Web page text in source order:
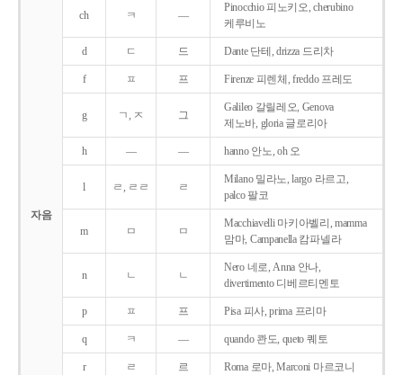
자음
ch ㅋ ―
Pinocchio 피노키오, cherubino
케루비노
d ㄷ 드 Dante 단테, drizza 드리차
f ㅍ 프 Firenze 피렌체, freddo 프레도
g ㄱ, ㅈ 그
Galileo 갈릴레오, Genova
제노바, gloria 글로리아
h ― ― hanno 안노, oh 오
l ㄹ, ㄹㄹ ㄹ
Milano 밀라노, largo 라르고,
palco 팔코
m ㅁ ㅁ
Macchiavelli 마키아벨리, mamma
맘마, Campanella 캄파넬라
n ㄴ ㄴ
Nero 네로, Anna 안나,
divertimento 디베르티멘토
p ㅍ 프 Pisa 피사, prima 프리마
q ㅋ ― quando 콴도, queto 퀘토
r ㄹ 르 Roma 로마, Marconi 마르코니